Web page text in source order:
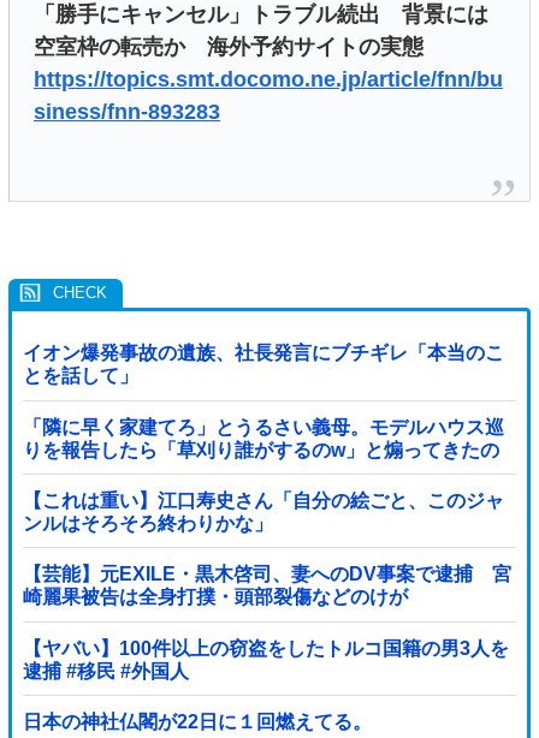
「勝手にキャンセル」トラブル続出 背景には
空室枠の転売か 海外予約サイトの実態
https://topics.smt.docomo.ne.jp/article/fnn/bu
siness/fnn-893283
イオン爆発事故の遺族、社長発言にブチギレ「本当のこ
とを話して」
「隣に早く家建てろ」とうるさい義母。モデルハウス巡
りを報告したら「草刈り誰がするのw」と煽ってきたの
で…旦那が放った「一言」に義母オロオロｗｗ←嫌味を
逆手にとった神対応すぎる
【これは重い】江口寿史さん「自分の絵ごと、このジャ
ンルはそろそろ終わりかな」
【芸能】元EXILE・黒木啓司、妻へのDV事案で逮捕 宮
崎麗果被告は全身打撲・頭部裂傷などのけが
【ヤバい】100件以上の窃盗をしたトルコ国籍の男3人を
逮捕 #移民 #外国人
日本の神社仏閣が22日に１回燃えてる。